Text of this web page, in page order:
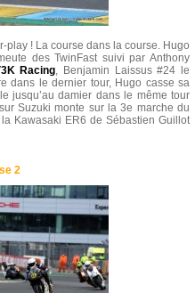
play ! La course dans la course. Hugo
des TwinFast suivi par Anthony
Racing, Benjamin Laissus #24 le
dans le dernier tour, Hugo casse sa
jusqu’au damier dans le même tour
Suzuki monte sur la 3e marche du
Kawasaki ER6 de Sébastien Guillot
2